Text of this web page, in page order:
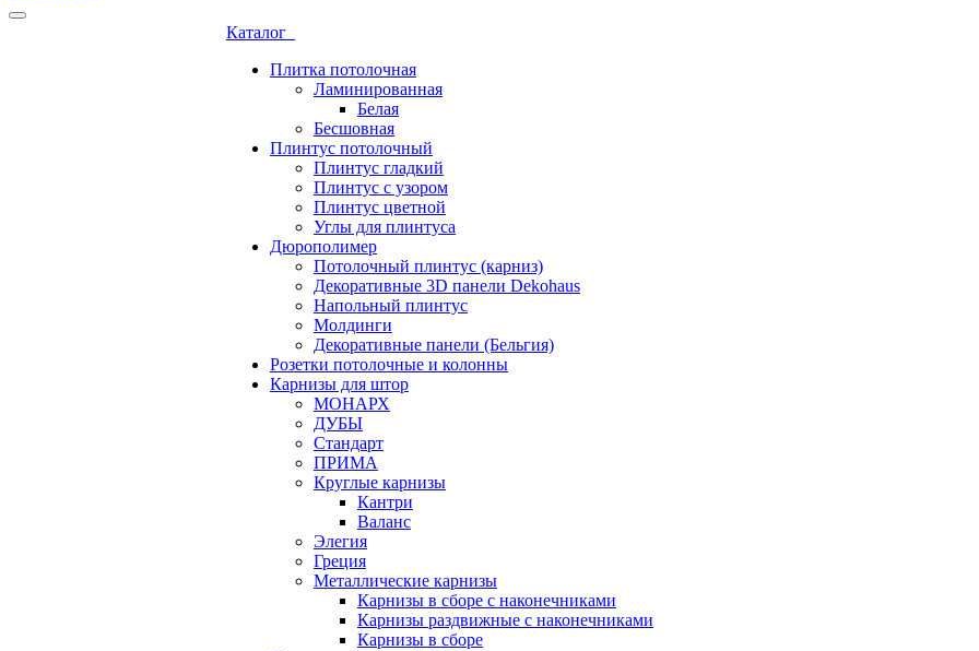
Каталог
Плитка потолочная
Ламинированная
Белая
Бесшовная
Плинтус потолочный
Плинтус гладкий
Плинтус с узором
Плинтус цветной
Углы для плинтуса
Дюрополимер
Потолочный плинтус (карниз)
Декоративные 3D панели Dekohaus
Напольный плинтус
Молдинги
Декоративные панели (Бельгия)
Розетки потолочные и колонны
Карнизы для штор
МОНАРХ
ДУБЫ
Стандарт
ПРИМА
Круглые карнизы
Кантри
Валанс
Элегия
Греция
Металлические карнизы
Карнизы в сборе с наконечниками
Карнизы раздвижные с наконечниками
Карнизы в сборе